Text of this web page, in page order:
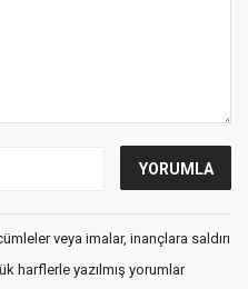
veya imalar, inançlara saldırı
harflerle yazılmış yorumlar